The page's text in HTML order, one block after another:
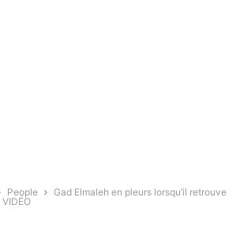
People
Gad Elmaleh en pleurs lorsqu’il retrouve